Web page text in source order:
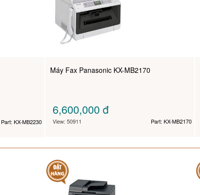
Part: KX-MB2230
Máy Fax Panasonic KX-MB2170
6,600,000đ
View: 50911 Part: KX-MB2170